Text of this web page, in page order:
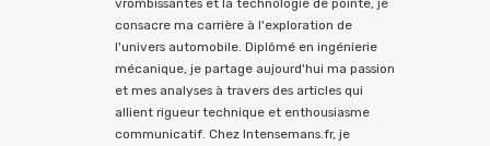
consacre ma carrière à l'exploration de
l'univers automobile. Diplômé en ingénierie
mécanique, je partage aujourd'hui ma passion
et mes analyses à travers des articles qui
allient rigueur technique et enthousiasme
communicatif. Chez Intensemans.fr, je